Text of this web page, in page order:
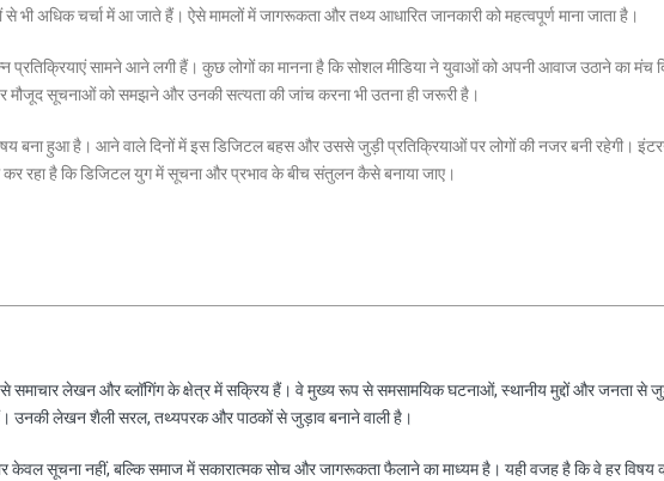
से भी अधिक चर्चा में आ जाते हैं। ऐसे मामलों में जागरूकता और तथ्य आधारित जानकारी को महत्वपूर्ण माना जाता है।
प्रतिक्रियाएं सामने आने लगी हैं। कुछ लोगों का मानना है कि सोशल मीडिया ने युवाओं को अपनी आवाज उठाने का मंच
मौजूद सूचनाओं को समझने और उनकी सत्यता की जांच करना भी उतना ही जरूरी है।
बना हुआ है। आने वाले दिनों में इस डिजिटल बहस और उससे जुड़ी प्रतिक्रियाओं पर लोगों की नजर बनी रहेगी।
कर रहा है कि डिजिटल युग में सूचना और प्रभाव के बीच संतुलन कैसे बनाया जाए।
से समाचार लेखन और ब्लॉगिंग के क्षेत्र में सक्रिय हैं। वे मुख्य रूप से समसामयिक घटनाओं, स्थानीय मुद्दों और जनता से
उनकी लेखन शैली सरल, तथ्यपरक और पाठकों से जुड़ाव बनाने वाली है।
केवल सूचना नहीं, बल्कि समाज में सकारात्मक सोच और जागरूकता फैलाने का माध्यम है। यही वजह है कि वे हर विषय